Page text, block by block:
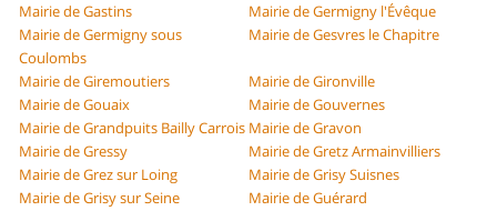
Mairie de Gastins
Mairie de Germigny l'Évêque
Mairie de Germigny sous
Coulombs
Mairie de Gesvres le Chapitre
Mairie de Giremoutiers
Mairie de Gironville
Mairie de Gouaix
Mairie de Gouvernes
Mairie de Grandpuits Bailly Carrois Mairie de Gravon
Mairie de Gressy
Mairie de Gretz Armainvilliers
Mairie de Grez sur Loing
Mairie de Grisy Suisnes
Mairie de Grisy sur Seine
Mairie de Guérard